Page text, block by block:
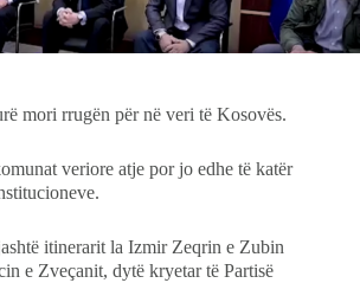
mori rrugën për në veri të Kosovës.
veriore atje por jo edhe të katër
itinerarit la Izmir Zeqrin e Zubin
e Zveçanit, dytë kryetar të Partisë